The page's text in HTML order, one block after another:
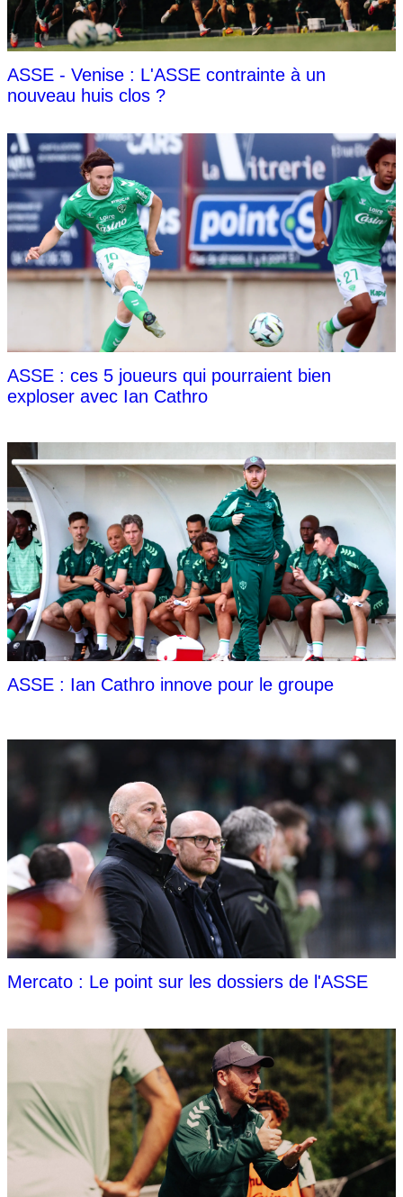
ASSE - Venise : L'ASSE contrainte à un
nouveau huis clos ?
ASSE : ces 5 joueurs qui pourraient bien
exploser avec Ian Cathro
ASSE : Ian Cathro innove pour le groupe
Mercato : Le point sur les dossiers de l'ASSE